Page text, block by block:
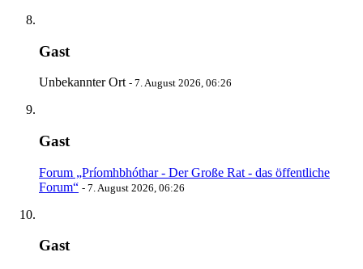
Gast
Unbekannter Ort - 7. August 2026, 06:26
Gast
Forum „Príomhbhóthar - Der Große Rat - das öffentliche
Forum“ - 7. August 2026, 06:26
Gast